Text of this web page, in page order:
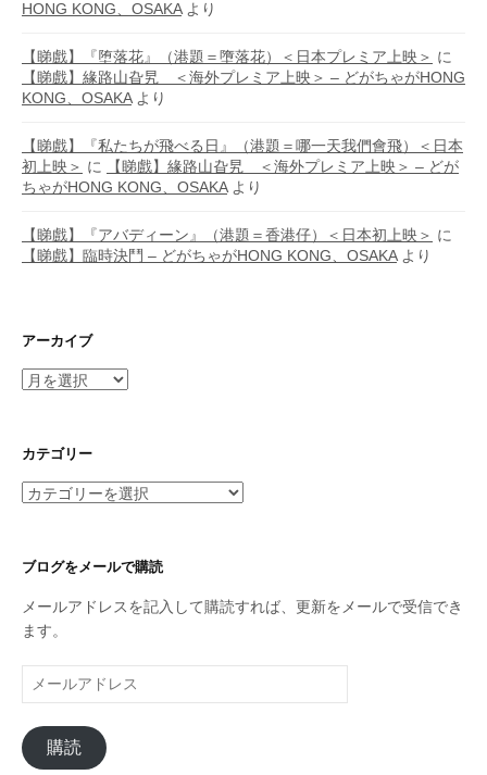
HONG KONG、OSAKAより
【睇戲】『堕落花』（港題＝墮落花）＜日本プレミア上映＞ に
【睇戲】緣路山旮旯 ＜海外プレミア上映＞ – どがちゃがHONG
KONG、OSAKAより
【睇戲】『私たちが飛べる日』（港題＝哪一天我們會飛）＜日本
初上映＞ に
【睇戲】緣路山旮旯 ＜海外プレミア上映＞ – どが
ちゃがHONG KONG、OSAKAより
【睇戲】『アバディーン』（港題＝香港仔）＜日本初上映＞ に
【睇戲】臨時決鬥 – どがちゃがHONG KONG、OSAKAより
アーカイブ
ア
イ
カテゴリー
カ
リ
ブログをメールで購読
メールアドレスを記入して購読すれば、更新をメールで受信でき
ます。
ー
ル
ア
ド
購読